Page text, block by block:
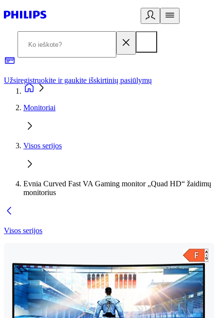
Užsiregistruokite ir gaukite išskirtinių pasiūlymų
Monitoriai
Visos serijos
Evnia Curved Fast VA Gaming monitor „Quad HD“ žaidimų
monitorius
Visos serijos